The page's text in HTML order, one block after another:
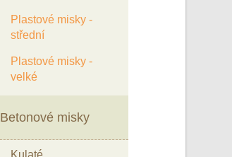
Plastové misky -
střední
Plastové misky -
velké
Betonové misky
Kulaté